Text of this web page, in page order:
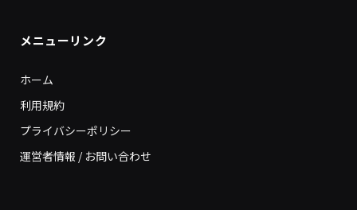
メニューリンク
ホーム
利用規約
プライバシーポリシー
運営者情報 / お問い合わせ